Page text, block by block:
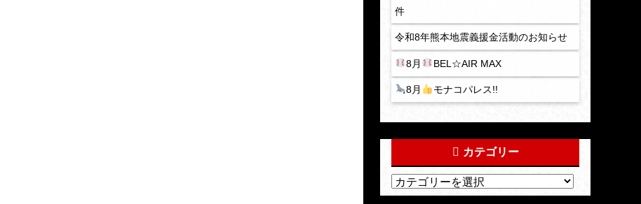
件
令和8年熊本地震義援金活動のお知らせ
8月 BEL☆AIR MAX
8月 モナコパレス!!
カテゴリー